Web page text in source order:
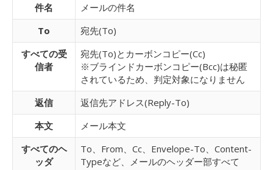
件名
メールの件名
To
宛先(To)
すべての受
信者
宛先(To)とカーボンコピー(Cc)
※ブラインドカーボンコピー(Bcc)は秘匿
されているため、判定対象になりません
返信
返信先アドレス(Reply-To)
本文
メール本文
すべてのヘ
ッダ
To、From、Cc、Envelope-To、Content-
Typeなど、メールのヘッダー部すべて